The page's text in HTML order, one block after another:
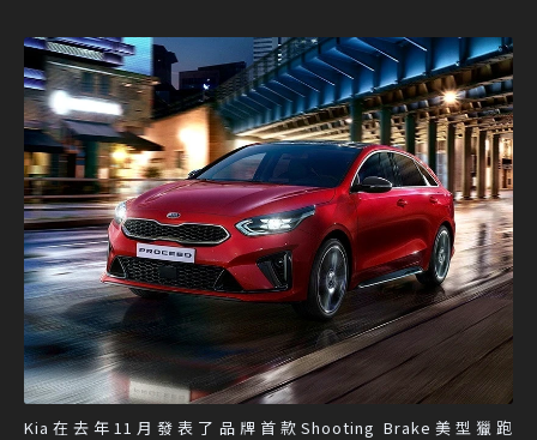
Kia在去年11月發表了品牌首款Shooting Brake美型獵跑